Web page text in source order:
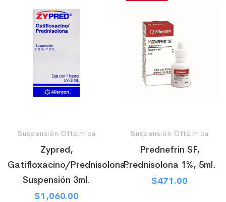
Suspensión Oftálmica
Zypred,
Gatifloxacino/Prednisolona.
Suspensión 3ml.
$1,060.00
Suspensión Oftálmica
Prednefrin SF,
Prednisolona 1%, 5ml.
$471.00